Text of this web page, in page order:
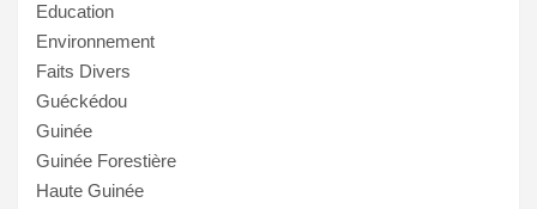
Education
Environnement
Faits Divers
Guéckédou
Guinée
Guinée Forestière
Haute Guinée